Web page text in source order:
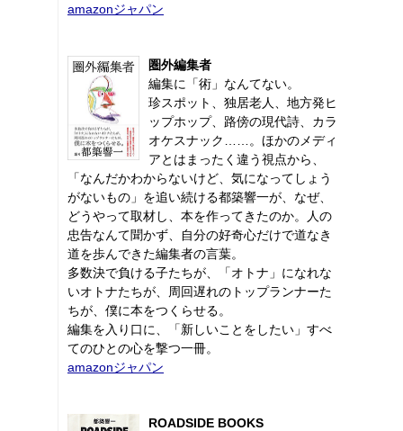
amazonジャパン
圏外編集者
編集に「術」なんてない。
珍スポット、独居老人、地方発ヒ
ップホップ、路傍の現代詩、カラ
オケスナック……。ほかのメディ
アとはまったく違う視点から、
「なんだかわからないけど、気になってしょう
がないもの」を追い続ける都築響一が、なぜ、
どうやって取材し、本を作ってきたのか。人の
忠告なんて聞かず、自分の好奇心だけで道なき
道を歩んできた編集者の言葉。
多数決で負ける子たちが、「オトナ」になれな
いオトナたちが、周回遅れのトップランナーた
ちが、僕に本をつくらせる。
編集を入り口に、「新しいことをしたい」すべ
てのひとの心を撃つ一冊。
amazonジャパン
ROADSIDE BOOKS